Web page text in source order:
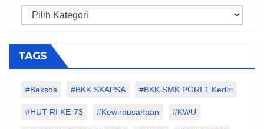
Categories
TAGS
#Baksos #BKK SKAPSA #BKK SMK PGRI 1 Kediri
#HUT RI KE-73 #kewirausahaan #KWU